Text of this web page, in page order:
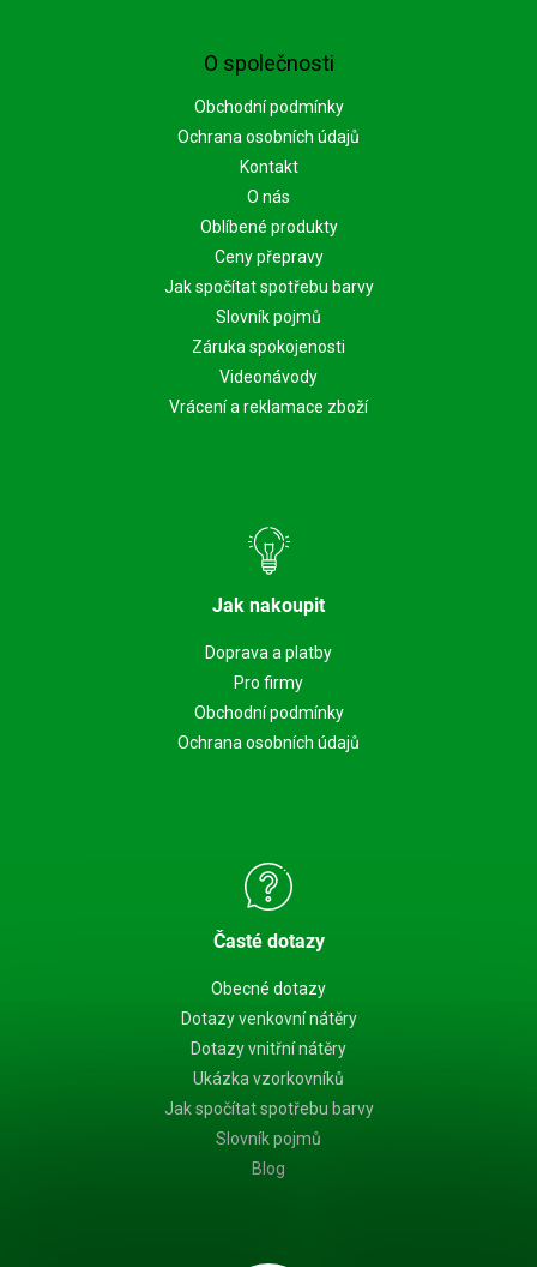
O společnosti
Obchodní podmínky
Ochrana osobních údajů
Kontakt
O nás
Oblíbené produkty
Ceny přepravy
Jak spočítat spotřebu barvy
Slovník pojmů
Záruka spokojenosti
Videonávody
Vrácení a reklamace zboží
Jak nakoupit
Doprava a platby
Pro firmy
Obchodní podmínky
Ochrana osobních údajů
Časté dotazy
Obecné dotazy
Dotazy venkovní nátěry
Dotazy vnitřní nátěry
Ukázka vzorkovníků
Jak spočítat spotřebu barvy
Slovník pojmů
Blog